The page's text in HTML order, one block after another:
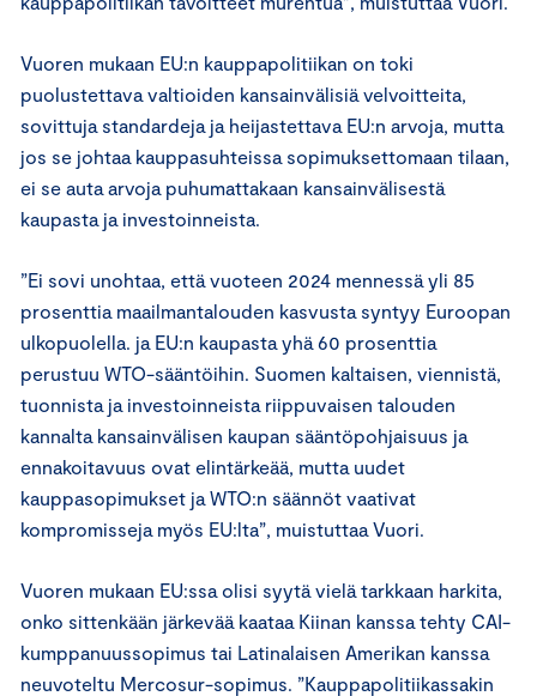
Vuoren mukaan EU:n kauppapolitiikan on toki
puolustettava valtioiden kansainvälisiä velvoitteita,
sovittuja standardeja ja heijastettava EU:n arvoja, mutta
jos se johtaa kauppasuhteissa sopimuksettomaan tilaan,
ei se auta arvoja puhumattakaan kansainvälisestä
kaupasta ja investoinneista.
”Ei sovi unohtaa, että vuoteen 2024 mennessä yli 85
prosenttia maailmantalouden kasvusta syntyy Euroopan
ulkopuolella. ja EU:n kaupasta yhä 60 prosenttia
perustuu WTO-sääntöihin. Suomen kaltaisen, viennistä,
tuonnista ja investoinneista riippuvaisen talouden
kannalta kansainvälisen kaupan sääntöpohjaisuus ja
ennakoitavuus ovat elintärkeää, mutta uudet
kauppasopimukset ja WTO:n säännöt vaativat
kompromisseja myös EU:lta”, muistuttaa Vuori.
Vuoren mukaan EU:ssa olisi syytä vielä tarkkaan harkita,
onko sittenkään järkevää kaataa Kiinan kanssa tehty CAI-
kumppanuussopimus tai Latinalaisen Amerikan kanssa
neuvoteltu Mercosur-sopimus. ”Kauppapolitiikassakin